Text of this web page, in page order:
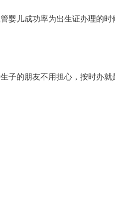
婴儿成功率为出生证办理的时
子的朋友不用担心，按时办就